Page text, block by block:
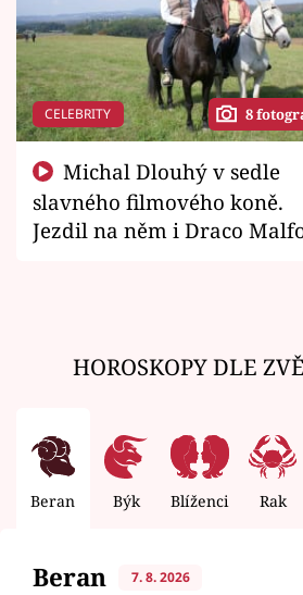
CELEBRITY 8
slavného filmového koně.
Jezdil na něm i Draco
HOROSKOPY DLE
Beran Býk Blíženci Rak
Beran 7. 8. 2026